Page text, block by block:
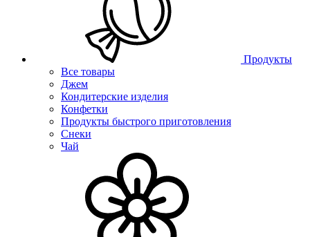
Продукты
Все товары
Джем
Кондитерские изделия
Конфетки
Продукты быстрого приготовления
Снеки
Чай